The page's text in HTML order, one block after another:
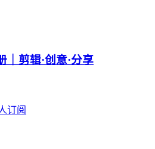
｜剪辑·创意·分享
订阅